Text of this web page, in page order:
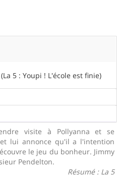
(La 5 : Youpi ! L'école est finie)
visite à Pollyanna et se
lui annonce qu'il a l'intention
le jeu du bonheur. Jimmy
Pendelton.
Résumé : La 5